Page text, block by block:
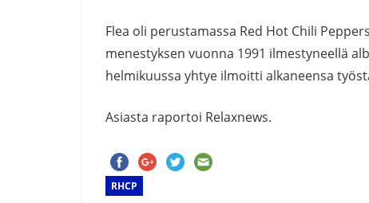
Flea oli perustamassa Red Hot Chili
menestyksen vuonna 1991 ilmestyneellä
helmikuussa yhtye ilmoitti alkaneensa
Asiasta raportoi Relaxnews.
RHCP